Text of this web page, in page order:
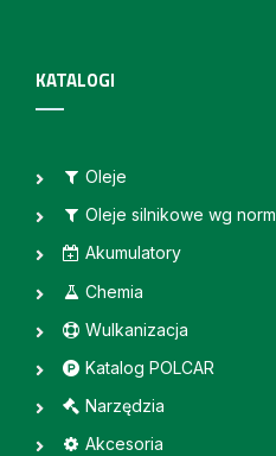
KATALOGI
Oleje
Oleje silnikowe wg norm
Akumulatory
Chemia
Wulkanizacja
Katalog POLCAR
Narzędzia
Akcesoria